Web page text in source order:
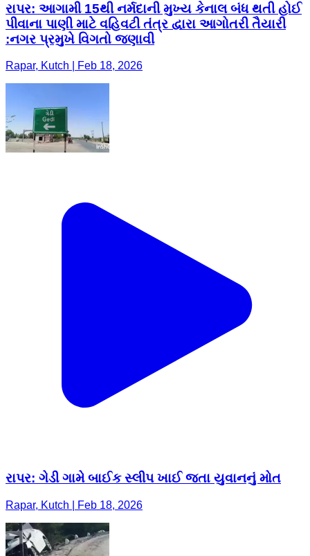
રાપર: આગામી 15થી નર્મદાની મુખ્ય કેનાલ બંધ થતી હોઈ
પીવાના પાણી માટે વહિવટી તંત્ર દ્વારા આગોતરી તૈયારી
:નગર પ્રમુખે વિગતો જણાવી
Rapar, Kutch | Feb 18, 2026
રાપર: ગેડી ગામે બાઈક સ્લીપ ખાઈ જતા યુવાનનું મોત
Rapar, Kutch | Feb 18, 2026